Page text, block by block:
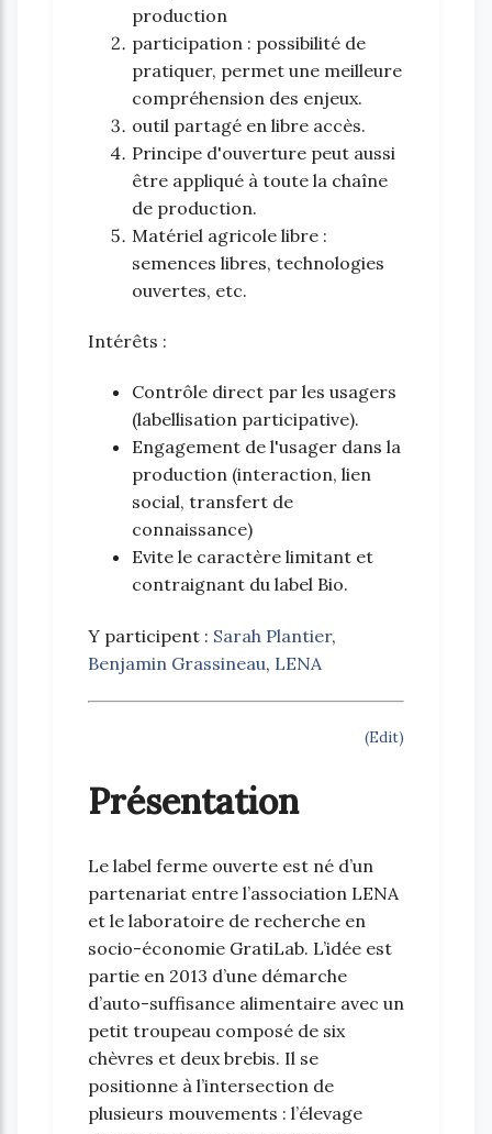
production
participation : possibilité de
pratiquer, permet une meilleure
compréhension des enjeux.
outil partagé en libre accès.
Principe d'ouverture peut aussi
être appliqué à toute la chaîne
de production.
Matériel agricole libre :
semences libres, technologies
ouvertes, etc.
Intérêts :
Contrôle direct par les usagers
(labellisation participative).
Engagement de l'usager dans la
production (interaction, lien
social, transfert de
connaissance)
Evite le caractère limitant et
contraignant du label Bio.
Y participent : Sarah Plantier,
Benjamin Grassineau, LENA
(Edit)
Présentation
Le label ferme ouverte est né d’un
partenariat entre l’association LENA
et le laboratoire de recherche en
socio-économie GratiLab. L’idée est
partie en 2013 d’une démarche
d’auto-suffisance alimentaire avec un
petit troupeau composé de six
chèvres et deux brebis. Il se
positionne à l’intersection de
plusieurs mouvements : l’élevage